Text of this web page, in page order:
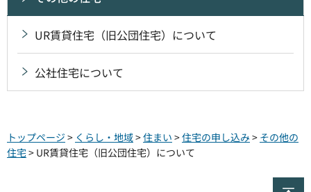
UR賃貸住宅（旧公団住宅）について
公社住宅について
トップページ > くらし・地域>住まい >住宅の申し込み> その他の
住宅> UR賃貸住宅（旧公団住宅）について